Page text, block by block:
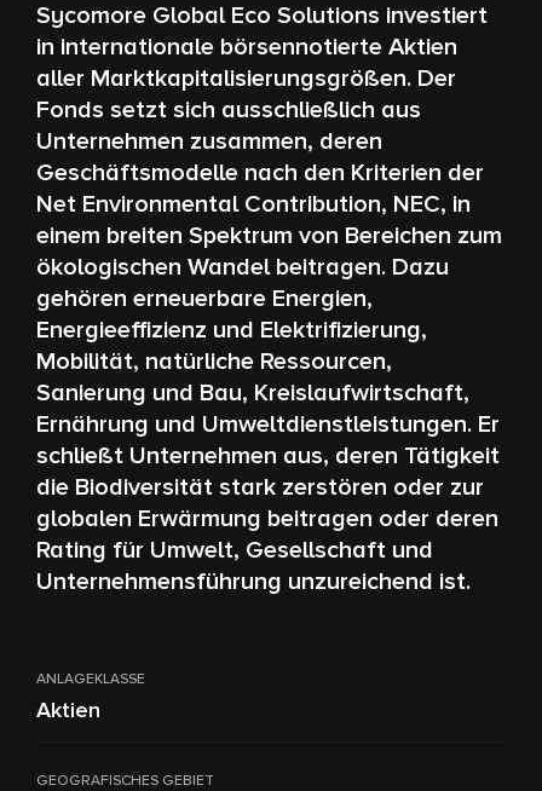
Sycomore Global Eco Solutions investiert
in internationale börsennotierte Aktien
aller Marktkapitalisierungsgrößen. Der
Fonds setzt sich ausschließlich aus
Unternehmen zusammen, deren
Geschäftsmodelle nach den Kriterien der
Net Environmental Contribution, NEC, in
einem breiten Spektrum von Bereichen zum
ökologischen Wandel beitragen. Dazu
gehören erneuerbare Energien,
Energieeffizienz und Elektrifizierung,
Mobilität, natürliche Ressourcen,
Sanierung und Bau, Kreislaufwirtschaft,
Ernährung und Umweltdienstleistungen. Er
schließt Unternehmen aus, deren Tätigkeit
die Biodiversität stark zerstören oder zur
globalen Erwärmung beitragen oder deren
Rating für Umwelt, Gesellschaft und
Unternehmensführung unzureichend ist.
ANLAGEKLASSE
Aktien
GEOGRAFISCHES GEBIET